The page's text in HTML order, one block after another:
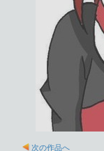
次の作品へ